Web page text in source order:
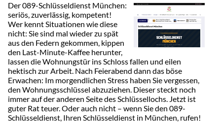
Der 089-Schlüsseldienst München:
seriös, zuverlässig, kompetent!
Wer kennt Situationen wie diese
nicht: Sie sind mal wieder zu spät
aus den Federn gekommen, kippen
den Last-Minute-Kaffee herunter,
lassen die Wohnungstür ins Schloss fallen und eilen
hektisch zur Arbeit. Nach Feierabend dann das böse
Erwachen: Im morgendlichen Stress haben Sie vergessen,
den Wohnungsschlüssel abzuziehen. Dieser steckt noch
immer auf der anderen Seite des Schlüssellochs. Jetzt ist
guter Rat teuer. Oder auch nicht – wenn Sie den 089-
Schlüsseldienst, Ihren Schlüsseldienst in München, rufen!